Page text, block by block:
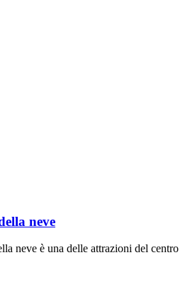
neve
neve è una delle attrazioni del centro